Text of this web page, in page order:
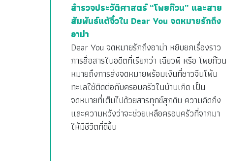
สำรวจประวัติศาสตร์ “โพยก๊วน” และสาย
สัมพันธ์แต้จิ๋วใน Dear You จดหมายรักถึง
อาม่า
Dear You จดหมายรักถึงอาม่า หยิบยกเรื่องราว
การสื่อสารในอดีตที่เรียกว่า เฉียวพี หรือ โพยก๊วน
หมายถึงการส่งจดหมายพร้อมเงินที่ชาวจีนโพ้น
ทะเลใช้ติดต่อกับครอบครัวในบ้านเกิด เป็น
จดหมายที่เต็มไปด้วยสารทุกข์สุกดิบ ความคิดถึง
และความหวังว่าจะช่วยเหลือครอบครัวที่จากมา
ให้มีชีวิตที่ดีขึ้น